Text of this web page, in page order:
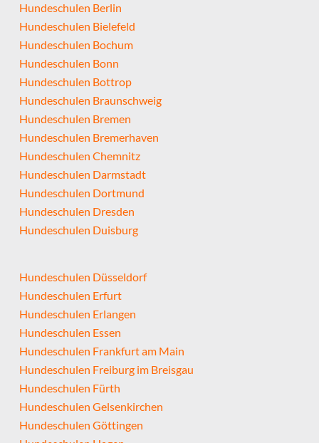
Hundeschulen Berlin
Hundeschulen Bielefeld
Hundeschulen Bochum
Hundeschulen Bonn
Hundeschulen Bottrop
Hundeschulen Braunschweig
Hundeschulen Bremen
Hundeschulen Bremerhaven
Hundeschulen Chemnitz
Hundeschulen Darmstadt
Hundeschulen Dortmund
Hundeschulen Dresden
Hundeschulen Duisburg
Hundeschulen Düsseldorf
Hundeschulen Erfurt
Hundeschulen Erlangen
Hundeschulen Essen
Hundeschulen Frankfurt am Main
Hundeschulen Freiburg im Breisgau
Hundeschulen Fürth
Hundeschulen Gelsenkirchen
Hundeschulen Göttingen